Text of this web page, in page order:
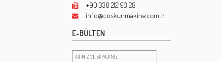
+90 338 212 93 28
info@coskunmakine.com.tr
E-BÜLTEN